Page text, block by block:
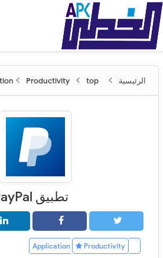
الرئيسية Productivity top
تطبيق PayPal‏
Productivity